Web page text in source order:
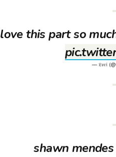
love this part so
— 𝔏𝔬𝔯𝔦
shawn